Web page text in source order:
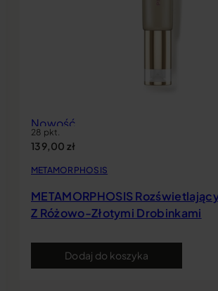
Nowość
28 pkt.
139,00 zł
METAMORPHOSIS
METAMORPHOSIS
Z Różowo-Złotymi Drobinkami
Dodaj do koszyka